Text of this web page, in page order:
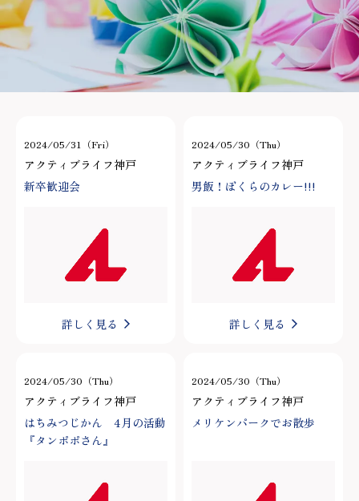
2024/05/31（Fri）
アクティブライフ神戸
新卒歓迎会
詳しく見る
2024/05/30（Thu）
アクティブライフ神戸
男飯！ぼくらのカレー!!!
詳しく見る
2024/05/30（Thu）
アクティブライフ神戸
はちみつじかん 4月の活動
『タンポポさん』
2024/05/30（Thu）
アクティブライフ神戸
メリケンパークでお散歩